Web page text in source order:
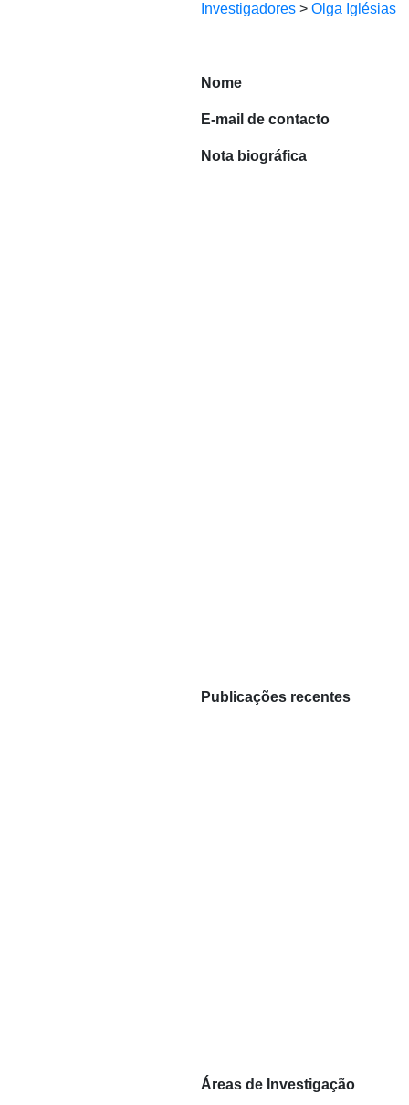
Investigadores > Olga Iglésias
Nome
E-mail de contacto
Nota biográfica
Publicações recentes
Áreas de Investigação